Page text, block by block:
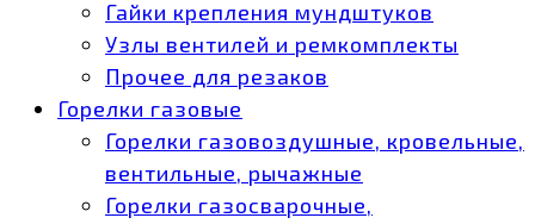
Гайки крепления мундштуков
Узлы вентилей и ремкомплекты
Прочее для резаков
Горелки газовые
Горелки газовоздушные, кровельные,
вентильные, рычажные
Горелки газосварочные,